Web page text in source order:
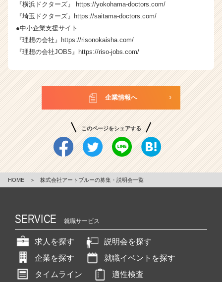
『横浜ドクターズ』
https://yokohama-doctors.com/
『埼玉ドクターズ』
https://saitama-doctors.com/
●中小企業支援サイト
『理想の会社』
https://risonokaisha.com/
『理想の会社JOBS』
https://riso-jobs.com/
企業情報へ
このページをシェアする
HOME ＞ 株式会社アートブルーの募集・説明会一覧
SERVICE 就職サービス
求人を探す
説明会を探す
企業を探す
就職イベントを探す
タイムライン
適性検査